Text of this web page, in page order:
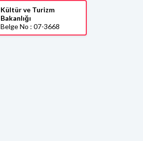
Kültür ve Turizm
Bakanlığı
Belge No : 07-3668